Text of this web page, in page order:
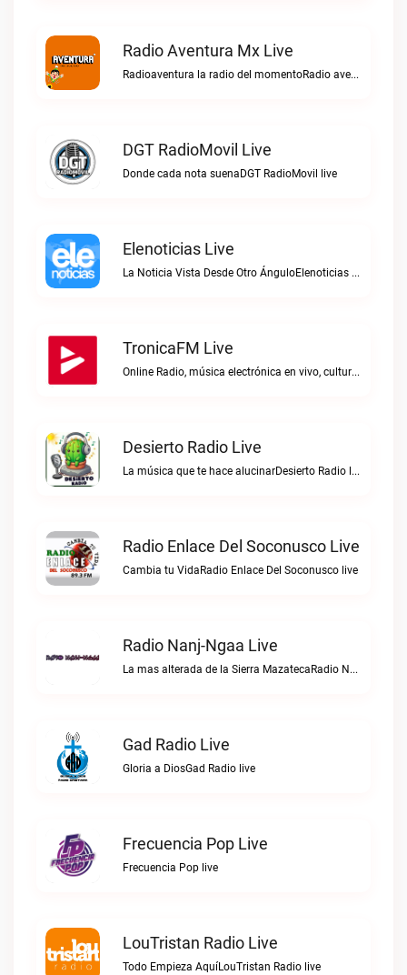
Radio Aventura Mx Live
Radioaventura la radio del momentoRadio aventura mx live
DGT RadioMovil Live
Donde cada nota suenaDGT RadioMovil live
Elenoticias Live
La Noticia Vista Desde Otro ÁnguloElenoticias live
TronicaFM Live
Online Radio, música electrónica en vivo, cultura electrónica, Top 10 semanal, videos, descargasTronicaFM live
Desierto Radio Live
La música que te hace alucinarDesierto Radio live
Radio Enlace Del Soconusco Live
Cambia tu VidaRadio Enlace Del Soconusco live
Radio Nanj-Ngaa Live
La mas alterada de la Sierra MazatecaRadio Nanj-Ngaa live
Gad Radio Live
Gloria a DiosGad Radio live
Frecuencia Pop Live
Frecuencia Pop live
LouTristan Radio Live
Todo Empieza AquíLouTristan Radio live